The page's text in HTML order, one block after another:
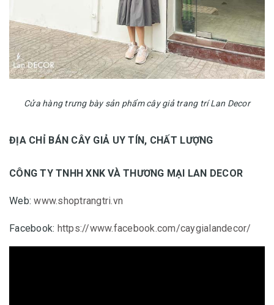
Cửa hàng trưng bày sản phẩm cây giả trang trí Lan Decor
ĐỊA CHỈ BÁN CÂY GIẢ UY TÍN, CHẤT LƯỢNG
CÔNG TY TNHH XNK VÀ THƯƠNG MẠI LAN DECOR
Web:www.shoptrangtri.vn
Facebook: https://www.facebook.com/caygialandecor/